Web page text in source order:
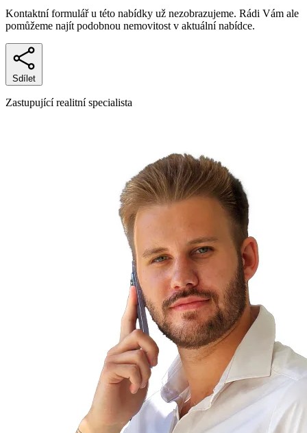
Kontaktní formulář u této nabídky už nezobrazujeme. Rádi Vám ale
pomůžeme najít podobnou nemovitost v aktuální nabídce.
Sdílet
Zastupující realitní specialista